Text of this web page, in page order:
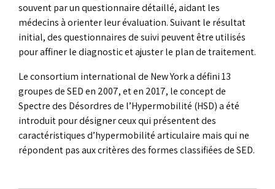
souvent par un questionnaire détaillé, aidant les
médecins à orienter leur évaluation. Suivant le résultat
initial, des questionnaires de suivi peuvent être utilisés
pour affiner le diagnostic et ajuster le plan de traitement.
Le consortium international de New York a défini 13
groupes de SED en 2007, et en 2017, le concept de
Spectre des Désordres de l’Hypermobilité (HSD) a été
introduit pour désigner ceux qui présentent des
caractéristiques d’hypermobilité articulaire mais qui ne
répondent pas aux critères des formes classifiées de SED.